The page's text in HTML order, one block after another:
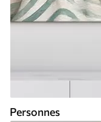
Personnes